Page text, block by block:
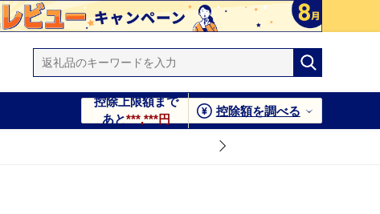
控除上限額まで
あと***,***円
控除額を調べる